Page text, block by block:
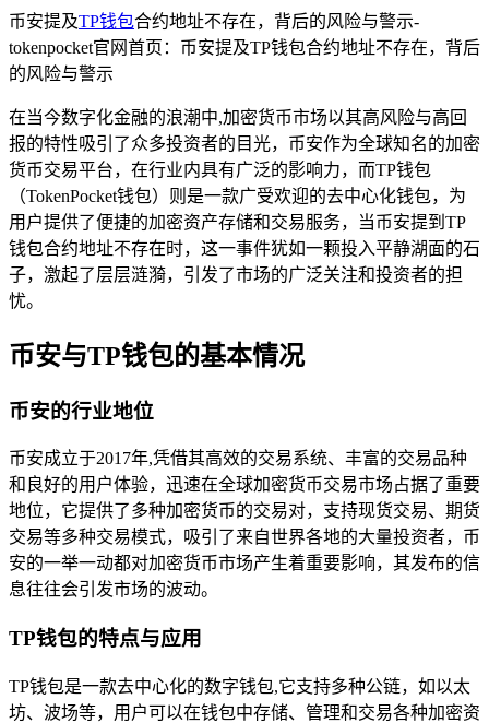
币安提及TP钱包合约地址不存在，背后的风险与警示-
tokenpocket官网首页：币安提及TP钱包合约地址不存在，背后
的风险与警示
在当今数字化金融的浪潮中,加密货币市场以其高风险与高回
报的特性吸引了众多投资者的目光，币安作为全球知名的加密
货币交易平台，在行业内具有广泛的影响力，而TP钱包
（TokenPocket钱包）则是一款广受欢迎的去中心化钱包，为
用户提供了便捷的加密资产存储和交易服务，当币安提到TP
钱包合约地址不存在时，这一事件犹如一颗投入平静湖面的石
子，激起了层层涟漪，引发了市场的广泛关注和投资者的担
忧。
币安与TP钱包的基本情况
币安的行业地位
币安成立于2017年,凭借其高效的交易系统、丰富的交易品种
和良好的用户体验，迅速在全球加密货币交易市场占据了重要
地位，它提供了多种加密货币的交易对，支持现货交易、期货
交易等多种交易模式，吸引了来自世界各地的大量投资者，币
安的一举一动都对加密货币市场产生着重要影响，其发布的信
息往往会引发市场的波动。
TP钱包的特点与应用
TP钱包是一款去中心化的数字钱包,它支持多种公链，如以太
坊、波场等，用户可以在钱包中存储、管理和交易各种加密资